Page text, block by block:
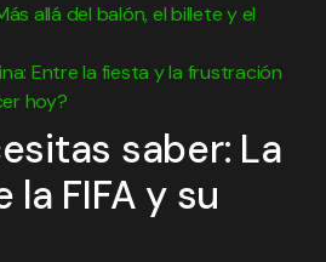
allá del balón, el billete y el
Entre la fiesta y la frustración
hoy?
saber: La
FIFA y su